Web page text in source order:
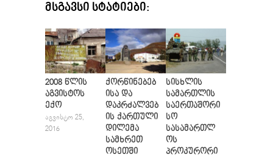
ᲛᲡᲒᲐᲕᲡᲘ ᲡᲢᲐᲢᲘᲔᲑᲘ:
2008 წლის
აგვისტოს
ექო
ᲐᲒᲕᲘᲡᲢᲝ 25,
2016
ქორწინებებ
ისა და
დაკრძალვებ
ის ქართული
დილემა
სამხრეთ
ოსეთში
სისხლის
სამართლის
საერთაშორი
სო
სასამართლ
ოს
პროკურორი